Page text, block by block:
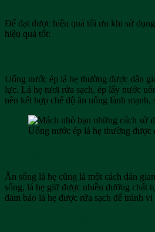
Để đạt được hiệu quả tối ưu khi sử
hiệu quả tốt:
Uống nước ép lá hẹ thường được dân
lực. Lá hẹ tươi rửa sạch, ép lấy nước
nên kết hợp chế độ ăn uống lành
Uống nước ép lá hẹ thường
Ăn sống lá hẹ cũng là một cách dân
sống, lá hẹ giữ được nhiều dưỡng chất
đảm bảo lá hẹ được rửa sạch để tránh